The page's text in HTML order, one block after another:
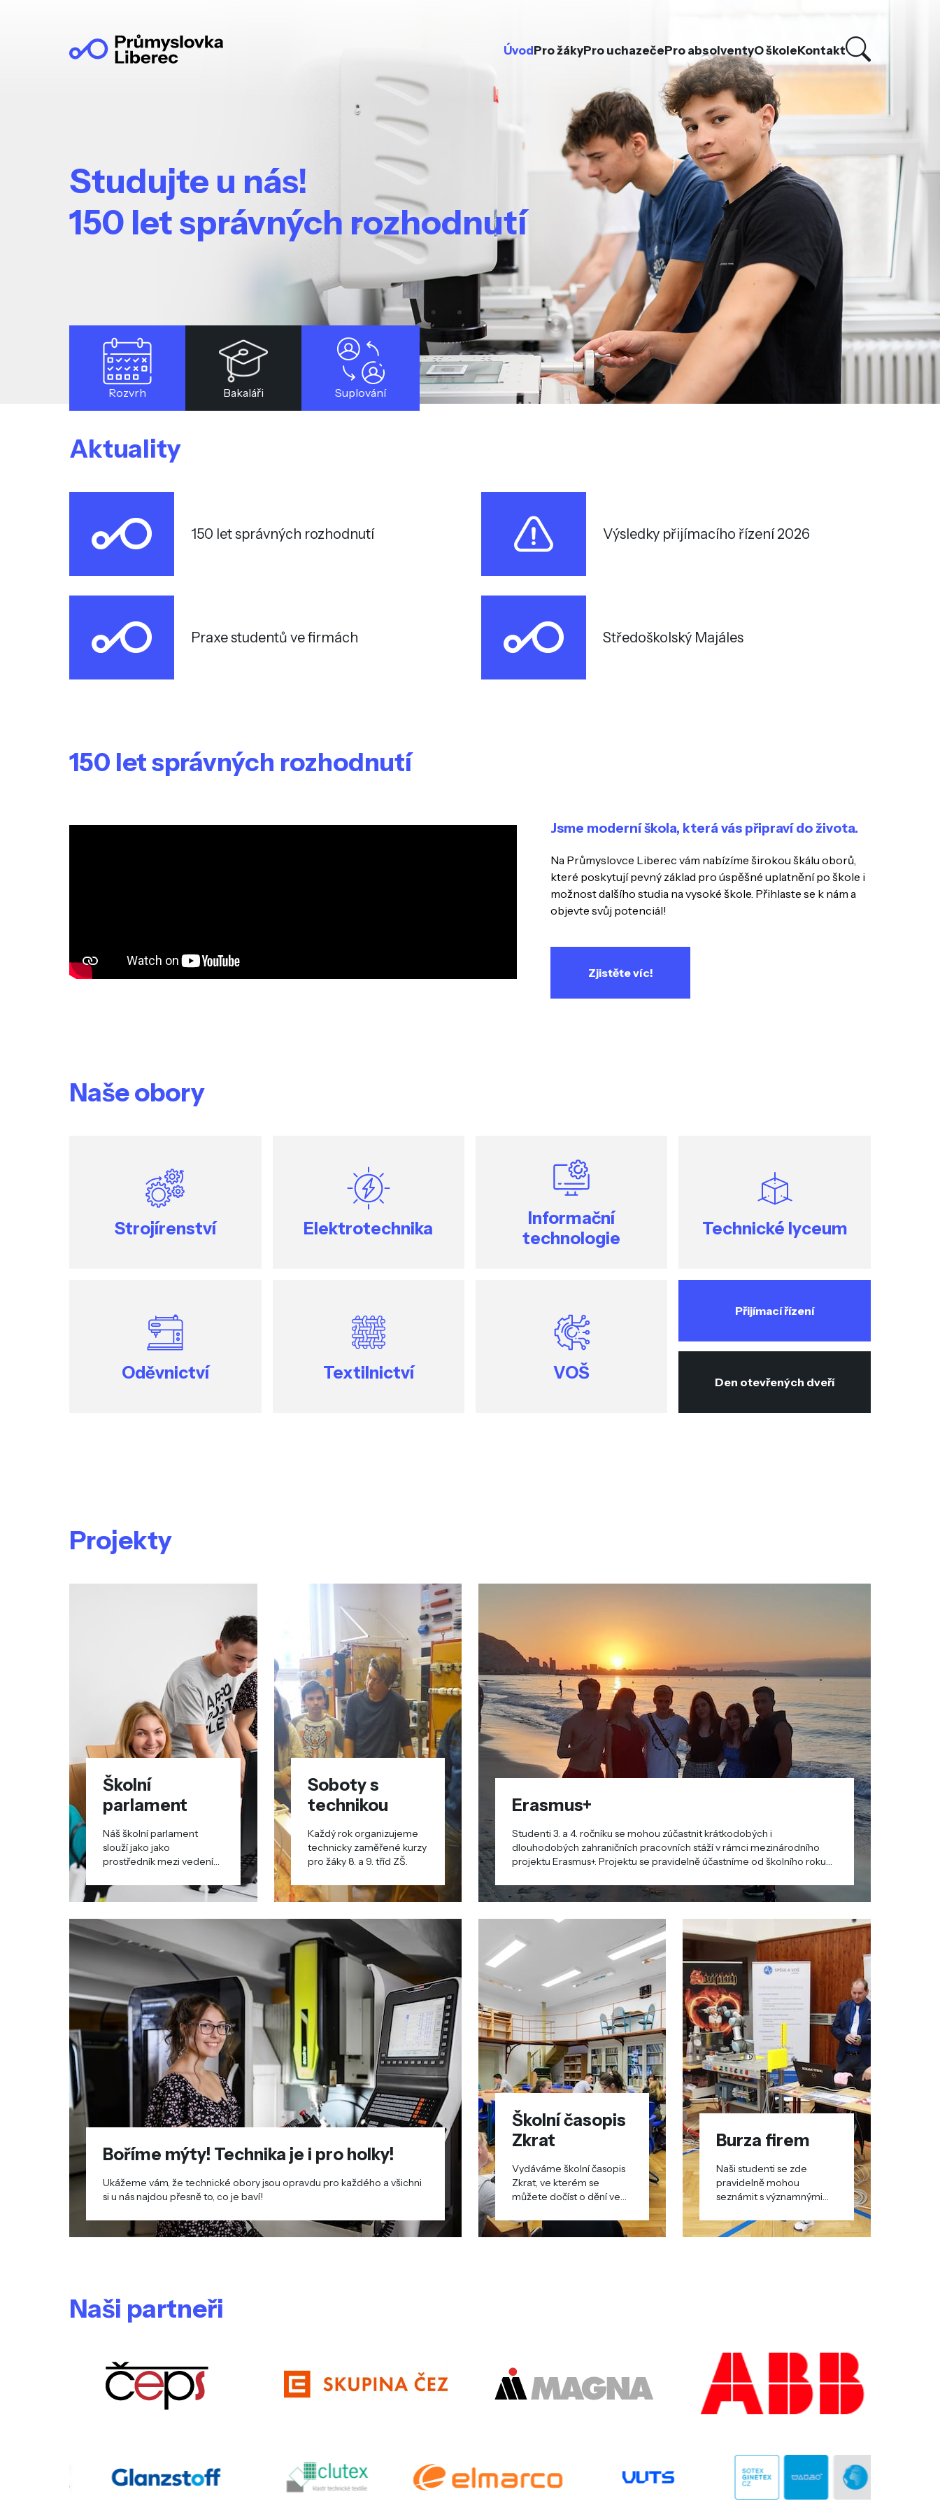
ÚvodPro žákyPro uchazečePro absolventyO školeKontakt
Studujte u nás!
150 let správných rozhodnutí
Rozvrh Bakaláři Suplování
Aktuality
150 let správných rozhodnutí Výsledky přijímacího řízení 2026
Praxe studentů ve firmách Středoškolský Majáles
150 let správných rozhodnutí
Jsme moderní škola, která vás připraví do života.
Na Průmyslovce Liberec vám nabízíme širokou škálu oborů,
které poskytují pevný základ pro úspěšné uplatnění po škole i
možnost dalšího studia na vysoké škole. Přihlaste se k nám a
objevte svůj potenciál!
Zjistěte víc!
Naše obory
Strojírenství Elektrotechnika
Informační
technologie
Technické lyceum
Oděvnictví Textilnictví VOŠ
Přijímací řízení
Den otevřených dveří
Projekty
Školní
parlament
Náš školní parlament
slouží jako jako
prostředník mezi vedením
Soboty s
technikou
Každý rok organizujeme
technicky zaměřené kurzy
pro žáky 8. a 9. tříd ZŠ.
Erasmus+
Studenti 3. a 4. ročníku se mohou zúčastnit krátkodobých i
dlouhodobých zahraničních pracovních stáží v rámci mezinárodního
projektu Erasmus+. Projektu se pravidelně účastníme od školního roku
Boříme mýty! Technika je i pro holky!
Ukážeme vám, že technické obory jsou opravdu pro každého a všichni
si u nás najdou přesně to, co je baví!
Školní časopis
Zkrat
Vydáváme školní časopis
Zkrat, ve kterém se
můžete dočíst o dění ve
Burza firem
Naši studenti se zde
pravidelně mohou
seznámit s významnými
Naši partneři